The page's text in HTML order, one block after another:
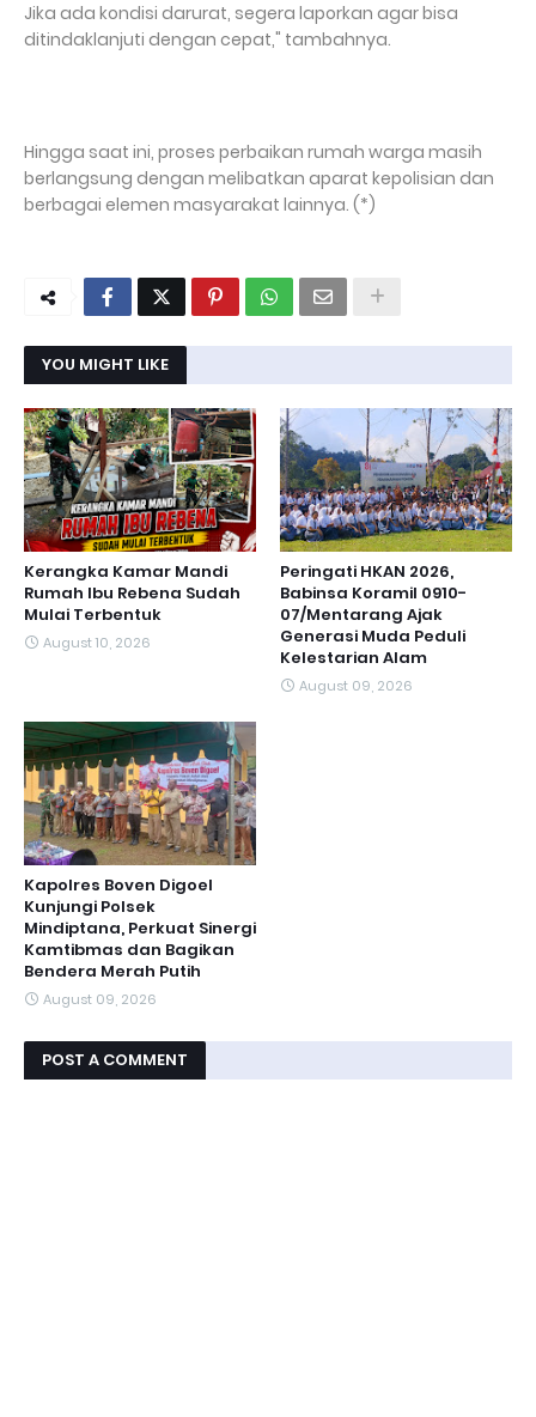
Jika ada kondisi darurat, segera laporkan agar bisa
ditindaklanjuti dengan cepat," tambahnya.
Hingga saat ini, proses perbaikan rumah warga masih
berlangsung dengan melibatkan aparat kepolisian dan
berbagai elemen masyarakat lainnya. (*)
YOU MIGHT LIKE
Kerangka Kamar Mandi
Rumah Ibu Rebena Sudah
Mulai Terbentuk
August 10, 2026
Peringati HKAN 2026,
Babinsa Koramil 0910-
07/Mentarang Ajak
Generasi Muda Peduli
Kelestarian Alam
August 09, 2026
Kapolres Boven Digoel
Kunjungi Polsek
Mindiptana, Perkuat Sinergi
Kamtibmas dan Bagikan
Bendera Merah Putih
August 09, 2026
POST A COMMENT